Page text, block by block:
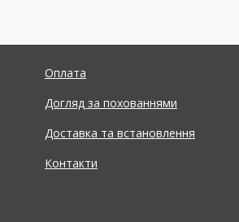
Оплата
Догляд за похованнями
Доставка та встановлення
Контакти